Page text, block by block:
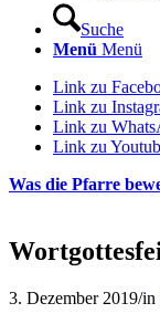
Suche
Menü Menü
Link zu
Link zu
Link zu
Link zu
Was die Pfarre
3. Dezember 2019/in